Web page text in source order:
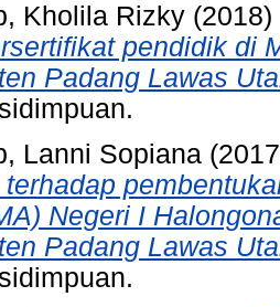
Kholila Rizky (2018)
pendidik di
Padang Lawas
Lanni Sopiana
Negeri I
Padang Lawas